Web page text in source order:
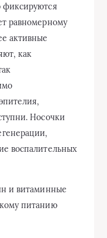
равномерному
активные
как
Носочки
воспалительных
и витаминные
питанию